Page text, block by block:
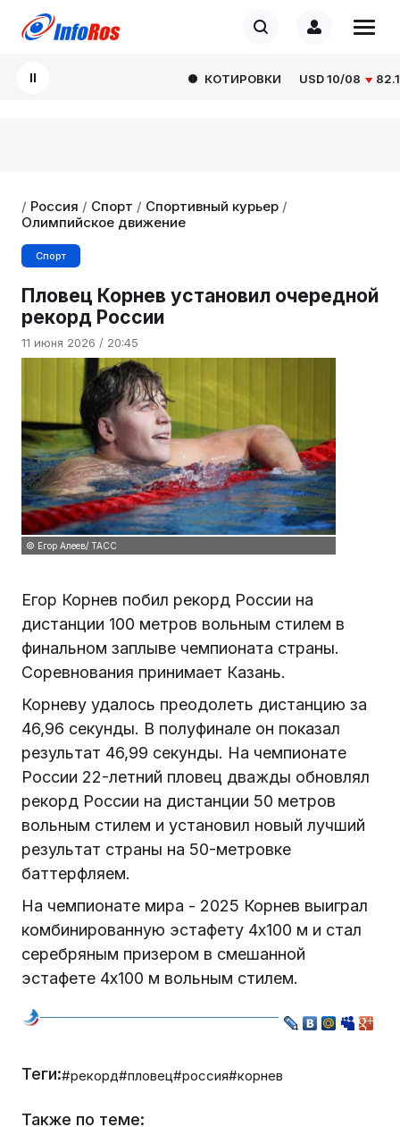
КОТИРОВКИ USD10/08 82.1665
/ Россия / Спорт / Спортивный курьер /
Олимпийское движение
Спорт
Пловец Корнев установил очередной
рекорд России
11 июня 2026 / 20:45
© Егор Алеев/ ТАСС
Егор Корнев побил рекорд России на
дистанции 100 метров вольным стилем в
финальном заплыве чемпионата страны.
Соревнования принимает Казань.
Корневу удалось преодолеть дистанцию за
46,96 секунды. В полуфинале он показал
результат 46,99 секунды. На чемпионате
России 22-летний пловец дважды обновлял
рекорд России на дистанции 50 метров
вольным стилем и установил новый лучший
результат страны на 50-метровке
баттерфляем.
На чемпионате мира - 2025 Корнев выиграл
комбинированную эстафету 4x100 м и стал
серебряным призером в смешанной
эстафете 4x100 м вольным стилем.
Теги:#рекорд#пловец#россия#корнев
Также по теме: